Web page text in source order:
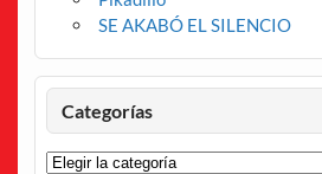
SE AKABÓ EL SILENCIO
Categorías
Categorías